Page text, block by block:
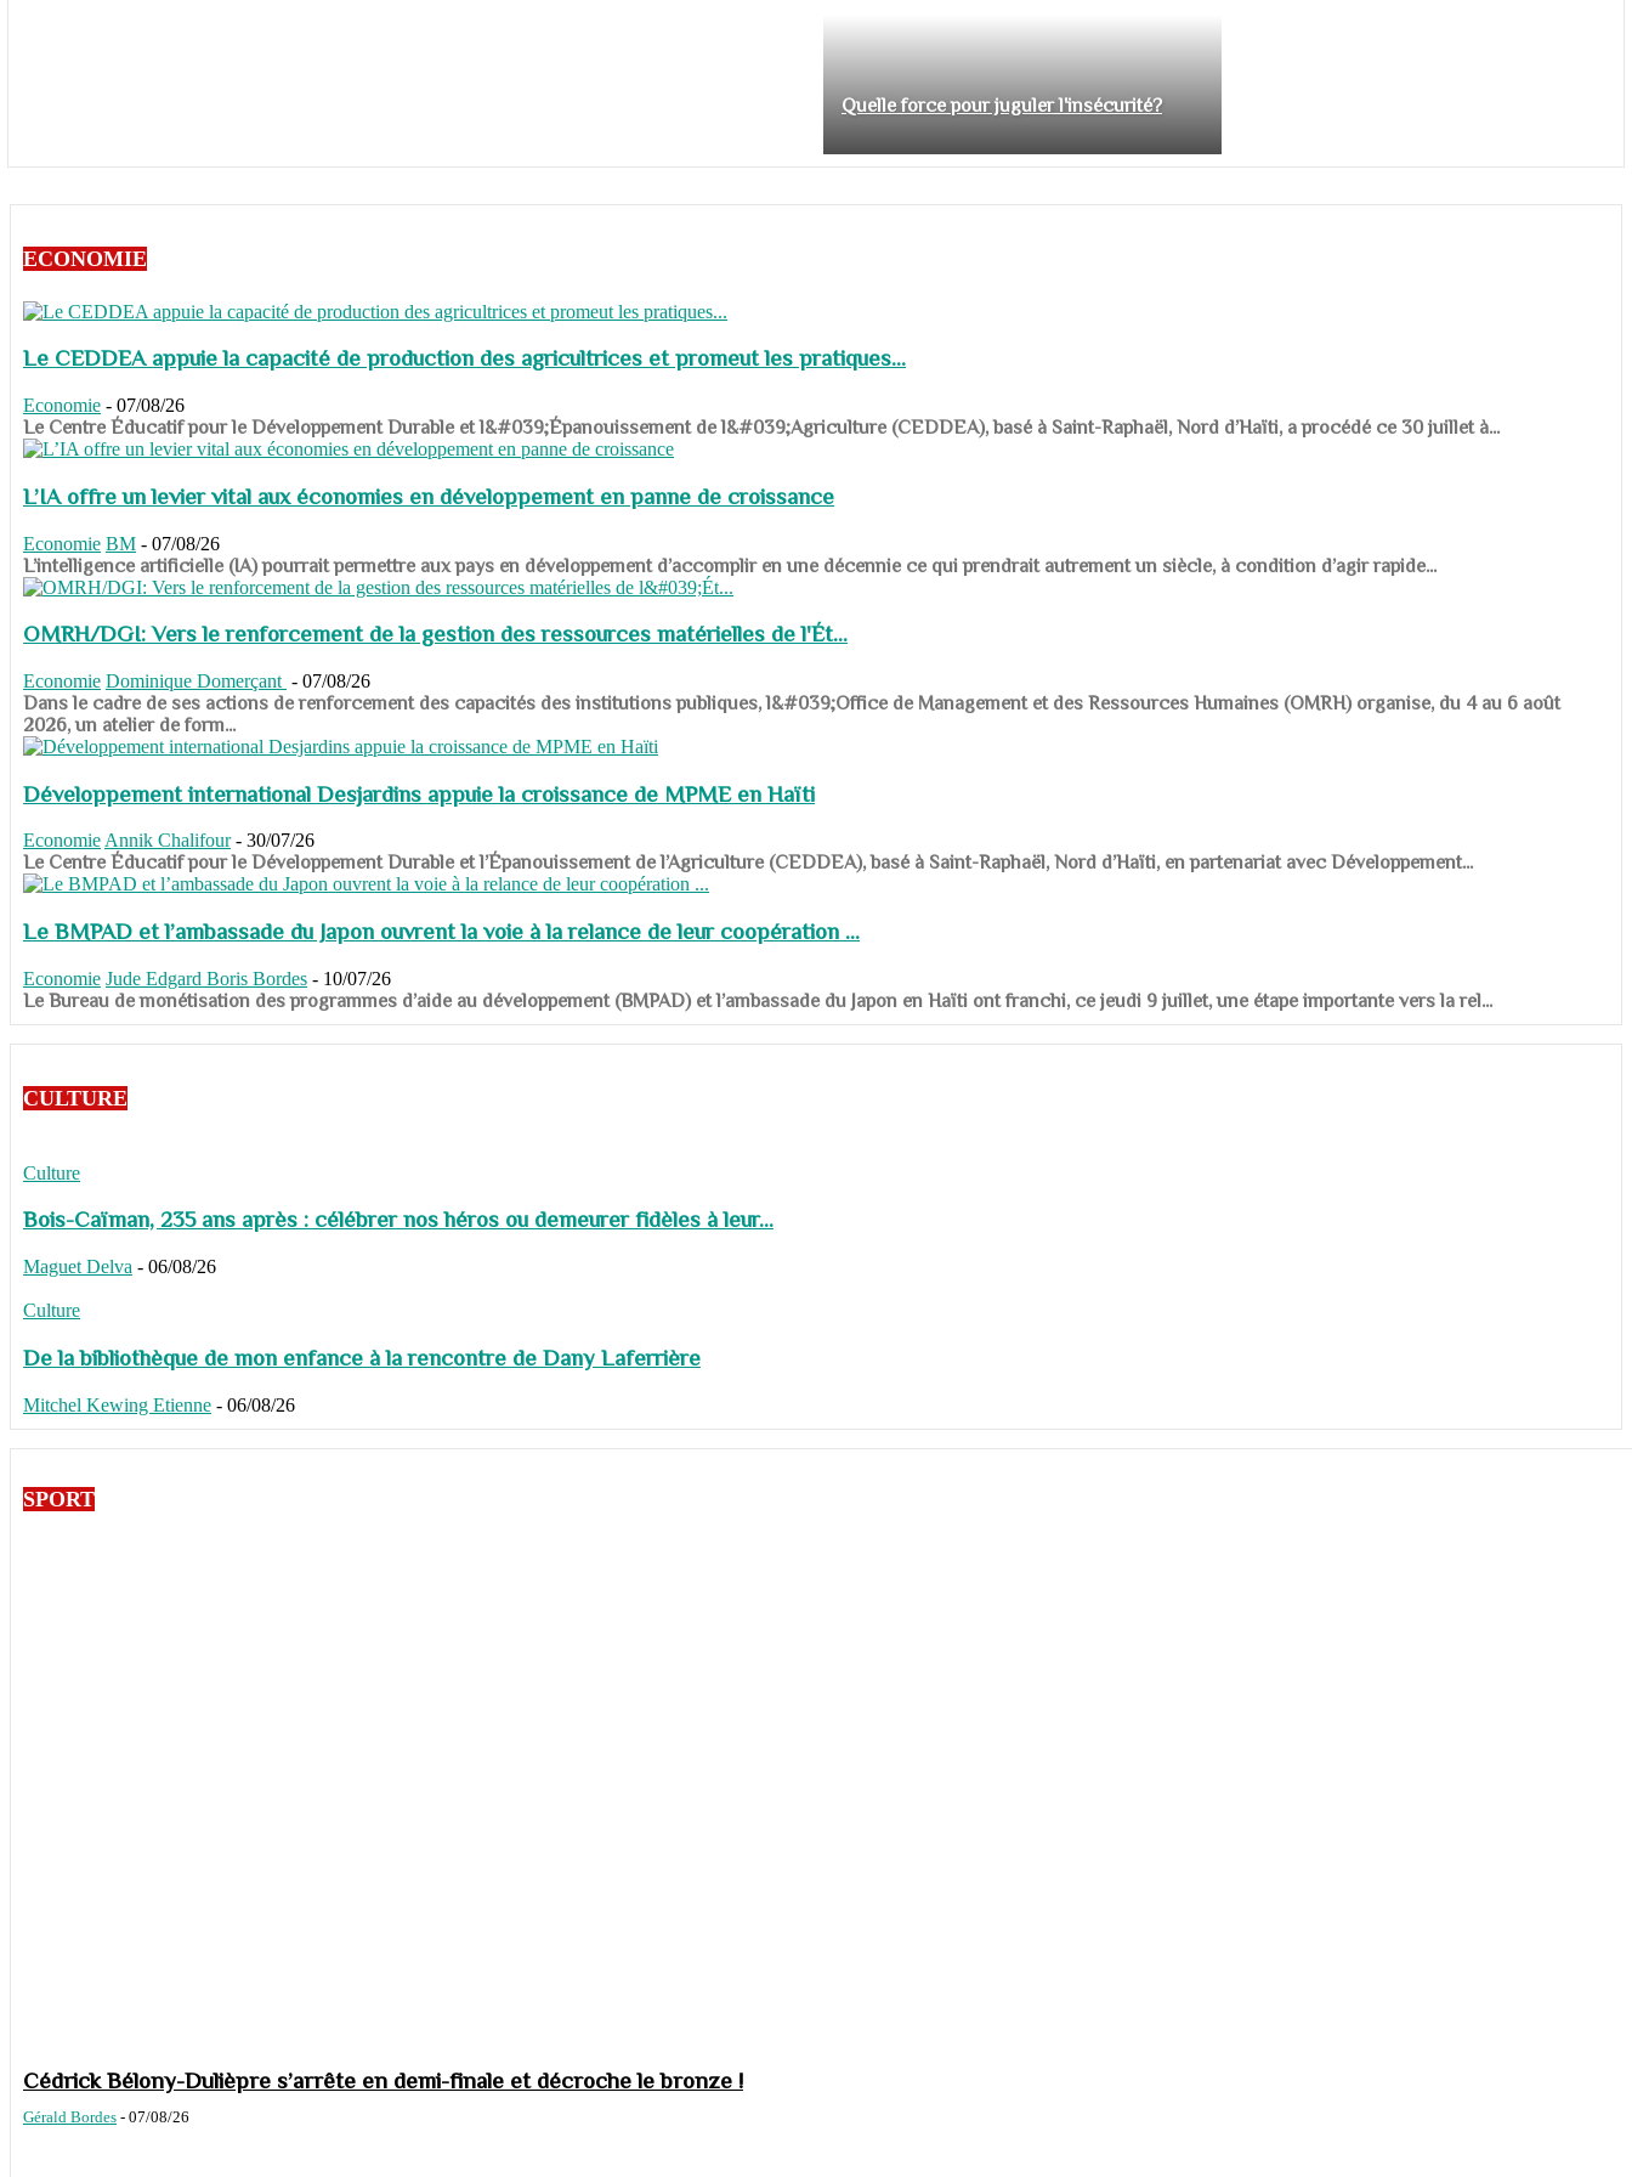
Quelle force pour juguler l'insécurité?
ECONOMIE
Le CEDDEA appuie la capacité de production des agricultrices et promeut les pratiques...
Economie - 07/08/26
​​​​​​​Le Centre Éducatif pour le Développement Durable et l&#039;Épanouissement de l&#039;Agriculture (CEDDEA), basé à Saint-Raphaël, Nord d’Haïti, a procédé ce 30 juillet à...
L’IA offre un levier vital aux économies en développement en panne de croissance
Economie BM - 07/08/26
​​​​​​​L’intelligence artificielle (IA) pourrait permettre aux pays en développement d’accomplir en une décennie ce qui prendrait autrement un siècle, à condition d’agir rapide...
OMRH/DGI: Vers le renforcement de la gestion des ressources matérielles de l'Ét...
Economie Dominique Domerçant - 07/08/26
Dans le cadre de ses actions de renforcement des capacités des institutions publiques, l&#039;Office de Management et des Ressources Humaines (OMRH) organise, du 4 au 6 août
2026, un atelier de form...
Développement international Desjardins appuie la croissance de MPME en Haïti
Economie Annik Chalifour - 30/07/26
​​​​​​​Le Centre Éducatif pour le Développement Durable et l’Épanouissement de l’Agriculture (CEDDEA), basé à Saint-Raphaël, Nord d’Haïti, en partenariat avec Développement...
Le BMPAD et l’ambassade du Japon ouvrent la voie à la relance de leur coopération ...
Economie Jude Edgard Boris Bordes - 10/07/26
​​​​​​​Le Bureau de monétisation des programmes d’aide au développement (BMPAD) et l’ambassade du Japon en Haïti ont franchi, ce jeudi 9 juillet, une étape importante vers la rel...
CULTURE
Culture
Bois-Caïman, 235 ans après : célébrer nos héros ou demeurer fidèles à leur...
Maguet Delva - 06/08/26
Culture
De la bibliothèque de mon enfance à la rencontre de Dany Laferrière
Mitchel Kewing Etienne - 06/08/26
SPORT
Cédrick Bélony-Dulièpre s’arrête en demi-finale et décroche le bronze !
Gérald Bordes - 07/08/26